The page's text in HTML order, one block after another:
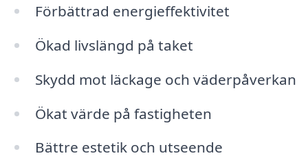
Förbättrad energieffektivitet
Ökad livslängd på taket
Skydd mot läckage och väderpåverkan
Ökat värde på fastigheten
Bättre estetik och utseende